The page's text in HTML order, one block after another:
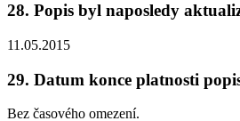
28. Popis byl naposledy
11.05.2015
29. Datum konce platnosti
Bez časového omezení.